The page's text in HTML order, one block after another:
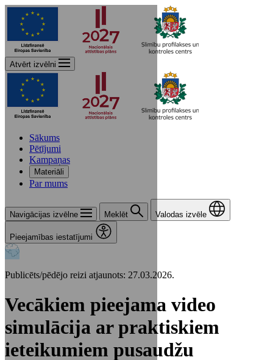
Atvērt izvēlni
Sākums
Pētījumi
Kampaņas
Materiāli
Par mums
Navigācijas izvēlne Meklēt Valodas izvēle
Pieejamības iestatījumi
Publicēts/pēdējo reizi atjaunots: 27.03.2026.
Vecākiem pieejama video
simulācija ar praktiskiem
ieteikumiem pusaudžu